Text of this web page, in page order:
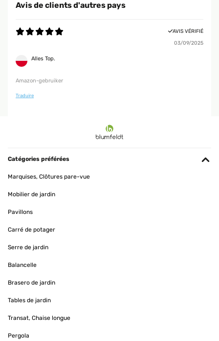
Avis de clients d'autres pays
AVIS VÉRIFIÉ
03/09/2025
Alles Top.
Amazon-gebruiker
Traduire
Catégories préférées
Marquises, Clôtures pare-vue
Mobilier de jardin
Pavillons
Carré de potager
Serre de jardin
Balancelle
Brasero de jardin
Tables de jardin
Transat, Chaise longue
Pergola